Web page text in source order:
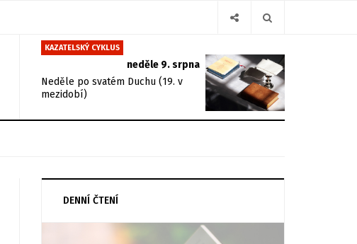
KAZATELSKÝ CYKLUS
neděle 9. srpna
Neděle po svatém Duchu (19. v
mezidobí)
DENNÍ ČTENÍ